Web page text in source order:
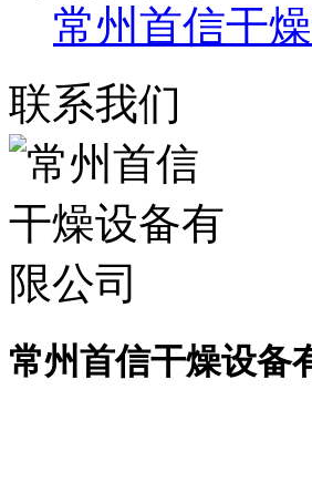
常州首信干
联系我们
常州首信干燥设备